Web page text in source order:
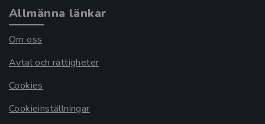
Allmänna länkar
Om oss
Avtal och rättigheter
Cookies
Cookieinställningar